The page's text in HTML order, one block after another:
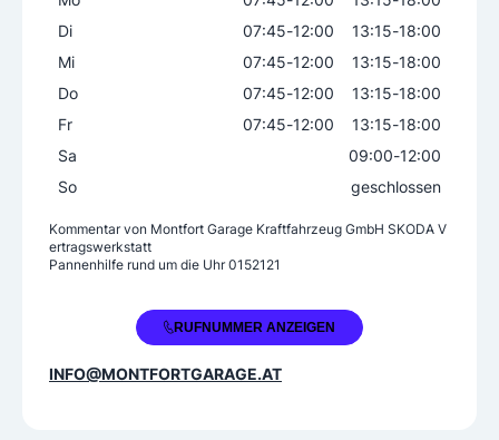
Werkstatt für KFZ-Typ
Sonstige Services
Reifenhandel
Spenglerarbeiten
Tuning
Di
07:45-12:00 13:15-18:00
Mi
07:45-12:00 13:15-18:00
Do
07:45-12:00 13:15-18:00
Fr
07:45-12:00 13:15-18:00
Sa
09:00-12:00
So
geschlossen
Kommentar von Montfort Garage Kraftfahrzeug GmbH SKODA V
ertragswerkstatt
Pannenhilfe rund um die Uhr 0152121
+43 5523 57157RUFNUMMER ANZEIGEN
INFO@MONTFORTGARAGE.AT